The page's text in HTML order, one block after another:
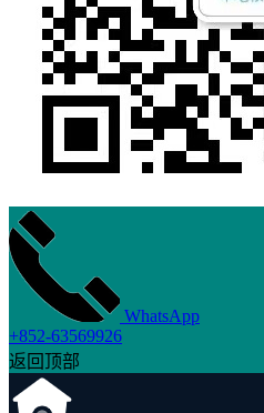
WhatsApp
+852-63569926
返回顶部